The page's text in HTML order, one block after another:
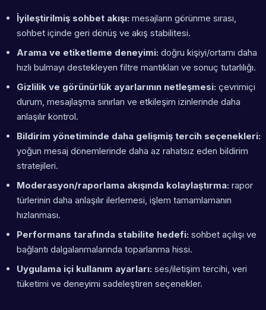
İyileştirilmiş sohbet akışı: mesajların görünme sırası,
sohbet içinde geri dönüş ve akış stabilitesi.
Arama ve etiketleme deneyimi: doğru kişiyi/ortamı daha
hızlı bulmayı destekleyen filtre mantıkları ve sonuç tutarlılığı.
Gizlilik ve görünürlük ayarlarının netleşmesi: çevrimiçi
durum, mesajlaşma sınırları ve etkileşim izinlerinde daha
anlaşılır kontrol.
Bildirim yönetiminde daha gelişmiş tercih seçenekleri:
yoğun mesaj dönemlerinde daha az rahatsız eden bildirim
stratejileri.
Moderasyon/raporlama akışında kolaylaştırma: rapor
türlerinin daha anlaşılır ilerlemesi, işlem tamamlamanın
hızlanması.
Performans tarafında stabilite hedefi: sohbet açılışı ve
bağlantı dalgalanmalarında toparlanma hissi.
Uygulama içi kullanım ayarları: ses/iletişim tercihi, veri
tüketimi ve deneyimi sadeleştiren seçenekler.